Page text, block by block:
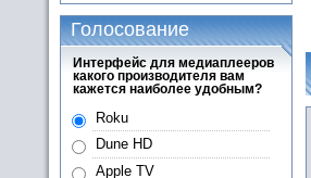
Голосование
Интерфейс для медиаплееров
какого производителя вам
кажется наиболее удобным?
Roku
Dune HD
Apple TV